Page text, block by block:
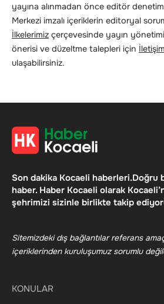
yayına alınmadan önce editör
Merkezi imzalı içeriklerin editoryal
İlkelerimiz çerçevesinde yayın
önerisi ve düzeltme talepleri için İletişim
ulaşabilirsiniz.
Son dakika Kocaeli haberleri.Doğru
haber. Haber Kocaeli olarak
şehrimizi sizinle birlikte takip
Sitemizdeki dış bağlantılar referans
içeriklerinden kuruluşumuz sorumlu
KONULAR